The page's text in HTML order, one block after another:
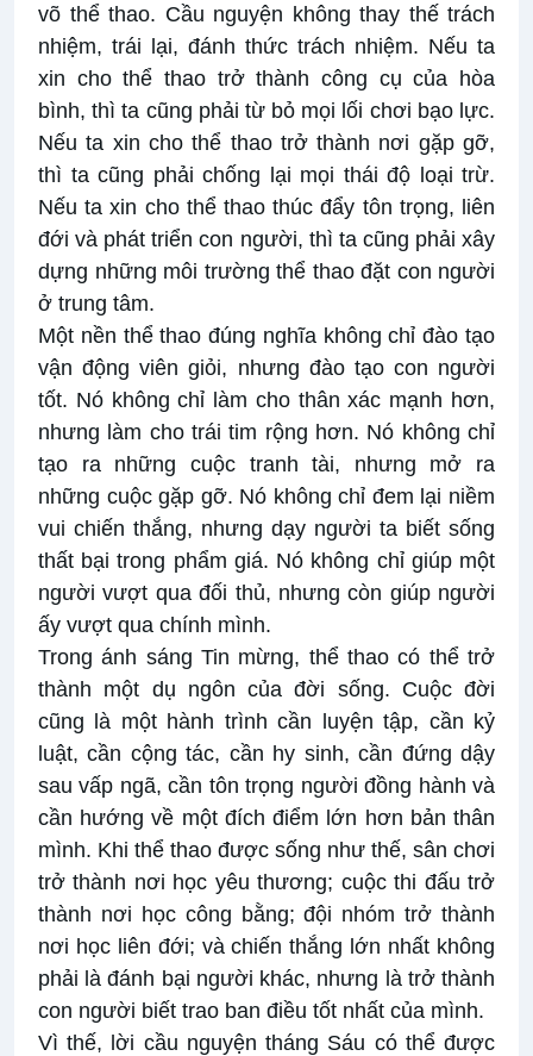
võ thể thao. Cầu nguyện không thay thế trách
nhiệm, trái lại, đánh thức trách nhiệm. Nếu ta
xin cho thể thao trở thành công cụ của hòa
bình, thì ta cũng phải từ bỏ mọi lối chơi bạo lực.
Nếu ta xin cho thể thao trở thành nơi gặp gỡ,
thì ta cũng phải chống lại mọi thái độ loại trừ.
Nếu ta xin cho thể thao thúc đẩy tôn trọng, liên
đới và phát triển con người, thì ta cũng phải xây
dựng những môi trường thể thao đặt con người
ở trung tâm.
Một nền thể thao đúng nghĩa không chỉ đào tạo
vận động viên giỏi, nhưng đào tạo con người
tốt. Nó không chỉ làm cho thân xác mạnh hơn,
nhưng làm cho trái tim rộng hơn. Nó không chỉ
tạo ra những cuộc tranh tài, nhưng mở ra
những cuộc gặp gỡ. Nó không chỉ đem lại niềm
vui chiến thắng, nhưng dạy người ta biết sống
thất bại trong phẩm giá. Nó không chỉ giúp một
người vượt qua đối thủ, nhưng còn giúp người
ấy vượt qua chính mình.
Trong ánh sáng Tin mừng, thể thao có thể trở
thành một dụ ngôn của đời sống. Cuộc đời
cũng là một hành trình cần luyện tập, cần kỷ
luật, cần cộng tác, cần hy sinh, cần đứng dậy
sau vấp ngã, cần tôn trọng người đồng hành và
cần hướng về một đích điểm lớn hơn bản thân
mình. Khi thể thao được sống như thế, sân chơi
trở thành nơi học yêu thương; cuộc thi đấu trở
thành nơi học công bằng; đội nhóm trở thành
nơi học liên đới; và chiến thắng lớn nhất không
phải là đánh bại người khác, nhưng là trở thành
con người biết trao ban điều tốt nhất của mình.
Vì thế, lời cầu nguyện tháng Sáu có thể được